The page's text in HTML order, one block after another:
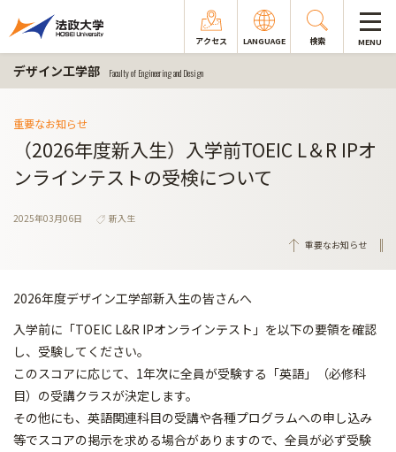
アクセス LANGUAGE 検索 MENU
デザイン工学部 Faculty of Engineering and Design
重要なお知らせ
（2026年度新入生）入学前TOEIC L＆R IPオ
ンラインテストの受検について
2025年03月06日
新入生
重要なお知らせ
2026年度デザイン工学部新入生の皆さんへ
入学前に「TOEIC L&R IPオンラインテスト」を以下の要領を確認
し、受験してください。
このスコアに応じて、1年次に全員が受験する「英語」（必修科
目）の受講クラスが決定します。
その他にも、英語関連科目の受講や各種プログラムへの申し込み
等でスコアの掲示を求める場合がありますので、全員が必ず受験